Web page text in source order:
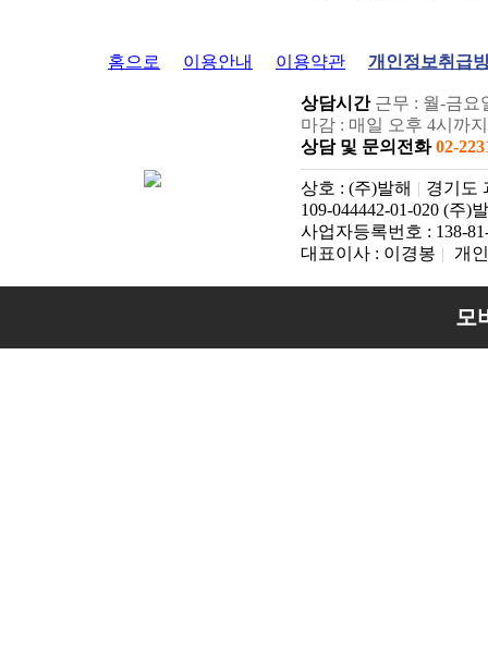
홈으로 이용안내 이용약관 개인정보취급
상담시간 근무 : 월-금요
마감 : 매일 오후 4시까
상담 및 문의전화02-
상호 : (주)발해 | 경기도
109-044442-01-020 (주)
사업자등록번호 : 138-
대표이사 : 이경봉 | 개
모